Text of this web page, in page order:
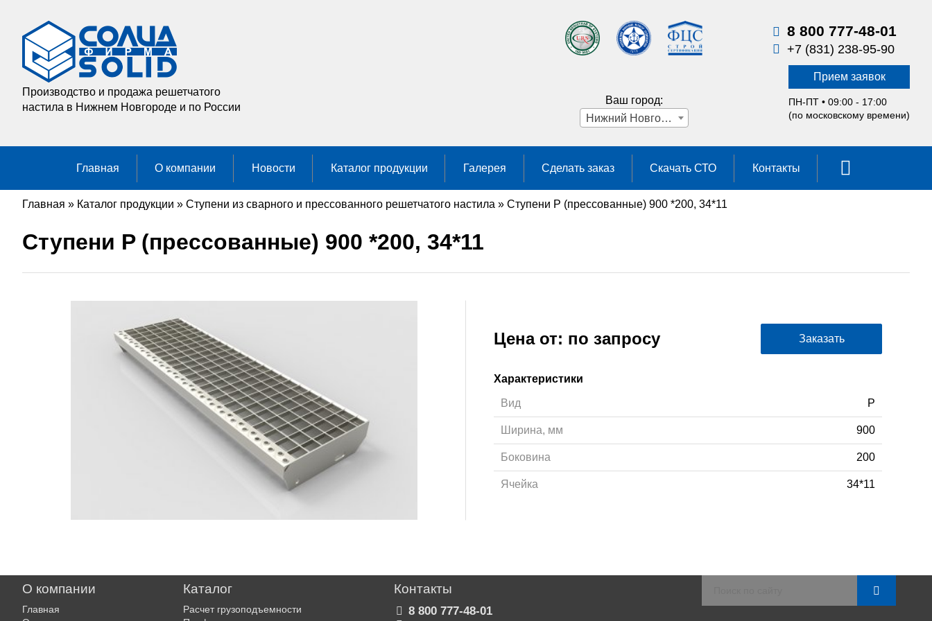
Производство и продажа решетчатого
настила в Нижнем Новгороде и по России
Ваш город:
Нижний Новгород
8 800 777-48-01
+7 (831) 238-95-90
Прием заявок
ПН-ПТ • 09:00 - 17:00
(по московскому времени)
Главная О компании Новости Каталог продукции Галерея Сделать заказ Скачать СТО Контакты
Главная » Каталог продукции » Ступени из сварного и прессованного решетчатого настила » Ступени P (прессованные) 900 *200, 34*11
Ступени P (прессованные) 900 *200, 34*11
Цена от: по запросу Заказать
Характеристики
Вид P
Ширина, мм 900
Боковина 200
Ячейка 34*11
О компании
Главная
Каталог
Расчет грузоподъемности
Контакты
8 800 777-48-01